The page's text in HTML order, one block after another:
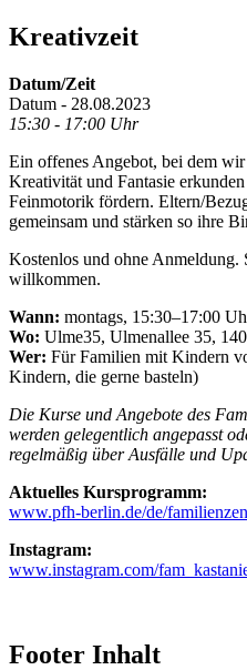
Kreativzeit
Datum/Zeit
Datum - 28.08.2023
15:30 - 17:00 Uhr
Ein offenes Angebot, bei dem
Kreativität und Fantasie
Feinmotorik fördern. Eltern/
gemeinsam und stärken so ihre
Kostenlos und ohne Anmeldung.
willkommen.
Wann: montags, 15:30–17:00
Wo: Ulme35, Ulmenallee 35,
Wer: Für Familien mit Kindern
Kindern, die gerne basteln)
Die Kurse und Angebote des
werden gelegentlich angepasst
regelmäßig über Ausfälle und
Aktuelles Kursprogramm:
www.pfh-berlin.de/de/
Instagram:
www.instagram.com/
Footer Inhalt